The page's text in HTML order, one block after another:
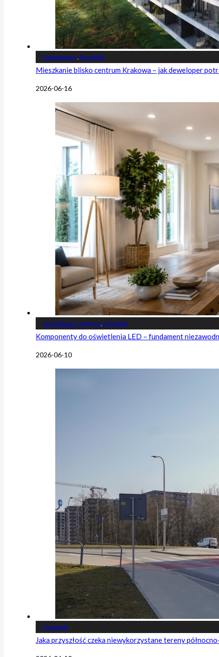
Deweloperzy, Poradniki
Mieszkanie blisko centrum Krakowa – jak deweloper
2026-06-16
Architektura i wnętrza Poradniki
Komponenty do oświetlenia LED – fundament
2026-06-10
Poradniki
Jaka przyszłość czeka niewykorzystane tereny